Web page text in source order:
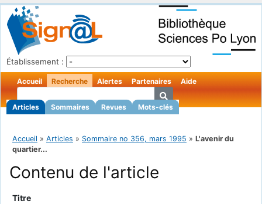
Établissement :
Accueil Recherche
Articles Sommaires Revues Mots-clés
Alertes Partenaires Aide
Accueil » Articles » Sommaire no 356, mars 1995 » L'avenir du
quartier...
Contenu de l'article
Titre